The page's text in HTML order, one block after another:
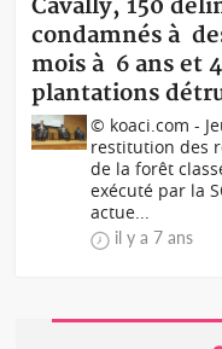
Cavally, 150
condamnés à
mois à 6 ans et
plantations
© koaci.com -
restitution des
de la forêt
exécuté par la
actue...
il y a 7 ans